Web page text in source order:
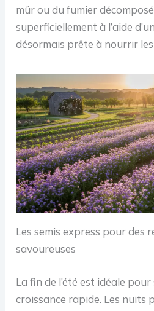
mûr ou du fumier
superficiellement à l’aide
désormais prête à nourrir
Les semis express pour des
savoureuses
La fin de l’été est idéale
croissance rapide. Les nuits